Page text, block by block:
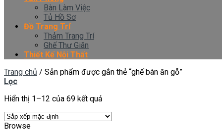
Bàn Làm Việc
Tủ Hồ Sơ
Đồ Trang Trí
Thảm Trang Trí
Ghế Thư Giãn
Thiết Kế Nội Thất
Trang chủ / Sản phẩm được gắn thẻ “ghế bàn ăn gỗ”
Lọc
Hiển thị 1–12 của 69 kết quả
Browse